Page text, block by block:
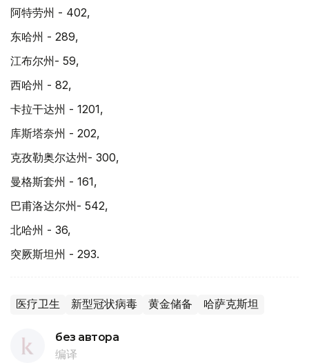
阿特劳州 - 402,
东哈州 - 289,
江布尔州- 59,
西哈州 - 82,
卡拉干达州 - 1201,
库斯塔奈州 - 202,
克孜勒奥尔达州- 300,
曼格斯套州 - 161,
巴甫洛达尔州- 542,
北哈州 - 36,
突厥斯坦州 - 293.
医疗卫生 新型冠状病毒 黄金储备 哈萨克斯坦
без автора
编译